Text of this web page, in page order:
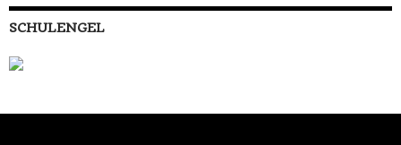
SCHULENGEL